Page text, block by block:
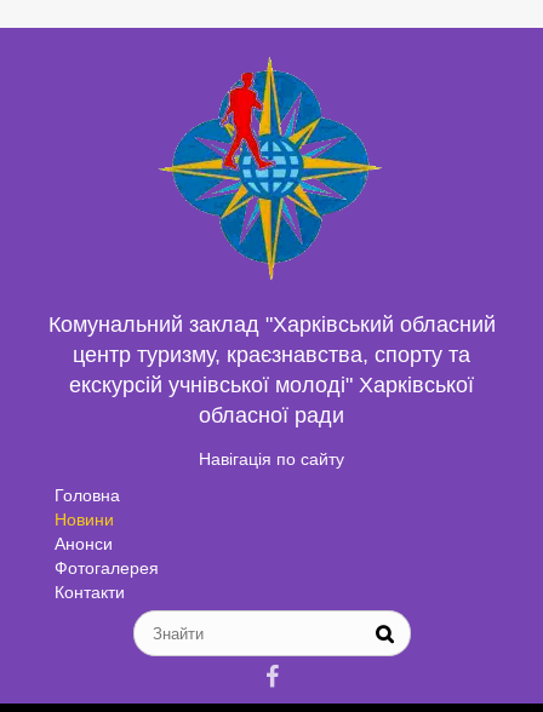
Комунальний заклад "Харківський обласний
центр туризму, краєзнавства, спорту та
екскурсій учнівської молоді" Харківської
обласної ради
Навігація по сайту
Головна
Новини
Анонси
Фотогалерея
Контакти
